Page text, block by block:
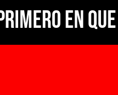
en Que